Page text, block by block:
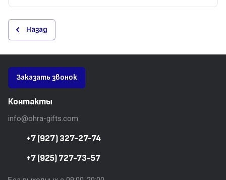
Назад
Заказать звонок
Контакты
info@ohra-gifts.com
+7 (927) 327-27-74
+7 (925) 727-73-57